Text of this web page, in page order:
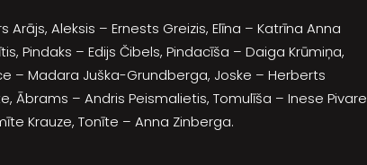
Aleksis – Ernests Greizis, Elīna – Katrīna Anna
Pindaks – Edijs Čibels, Pindacīša – Daiga Krūmiņa,
– Madara Juška-Grundberga, Joske – Herberts
Ābrams – Andris Peismalietis, Tomulīša – Inese Pivare
Krauze, Tonīte – Anna Zinberga.